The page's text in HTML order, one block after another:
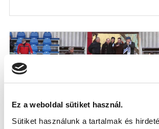
Ez a weboldal sütiket használ.
Sütiket használunk a tartalmak és